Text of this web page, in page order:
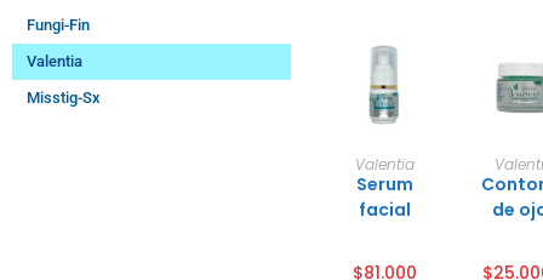
Fungi-Fin
Valentia
Misstig-Sx
Añadir
al
carrito
Valentia
Serum
facial
$81.000
onar
es
de
$